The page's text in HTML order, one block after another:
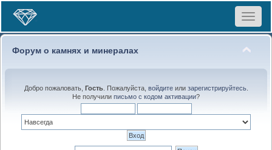
Toggle
Форум о камнях и минералах
Добро пожаловать, Гость. Пожалуйста, войдитеили зарегистрируйтесь.
Не получили письмо с кодом активации?